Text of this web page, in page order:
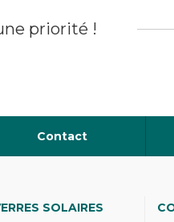
priorité !
Contact
SOLAIRES